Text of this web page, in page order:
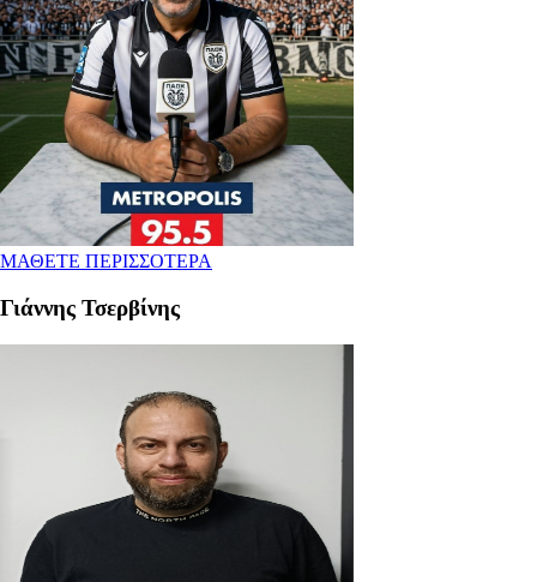
ΜΑΘΕΤΕ ΠΕΡΙΣΣΟΤΕΡΑ
Γιάννης Τσερβίνης